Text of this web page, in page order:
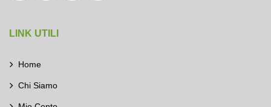
LINK UTILI
Home
Chi Siamo